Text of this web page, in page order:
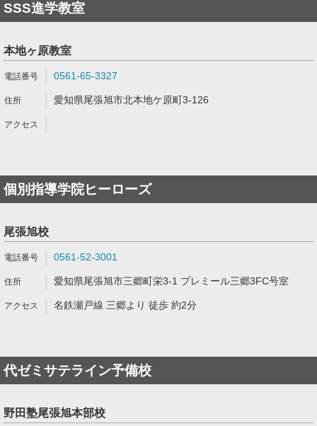
SSS進学教室
本地ヶ原教室
0561-65-3327
愛知県尾張旭市北本地ケ原町3-126
個別指導学院ヒーローズ
尾張旭校
0561-52-3001
愛知県尾張旭市三郷町栄3-1 プレミール三郷3FC号室
名鉄瀬戸線 三郷より 徒歩 約2分
代ゼミサテライン予備校
野田塾尾張旭本部校